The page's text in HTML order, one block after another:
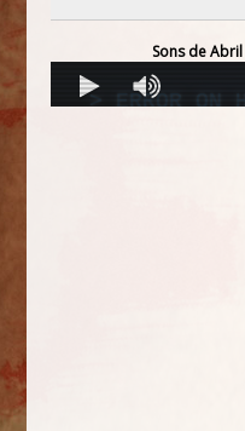
Sons de Abril